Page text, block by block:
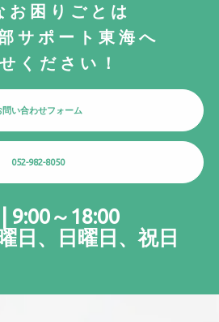
お 困 り ご と は
サ ポ ー ト 東 海 へ
せ く だ さ い ！
問い合わせフォーム
052-982-8050
9:00～18:00
日、日曜日、祝日